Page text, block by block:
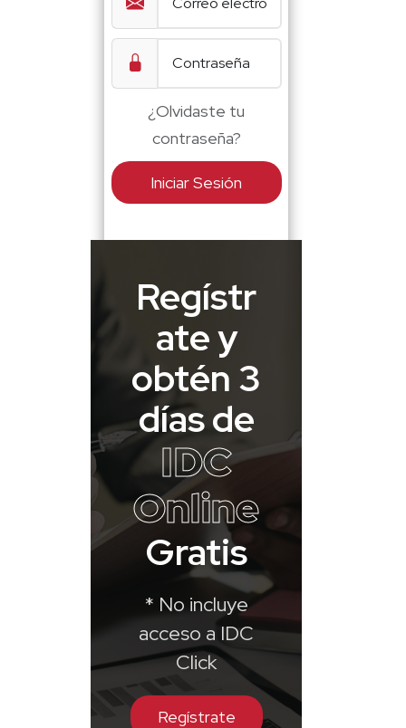
¿Olvidaste tu
contraseña?
Iniciar Sesión
Regístr
ate y
obtén 3
días de
IDC
Online
Gratis
* No incluye
acceso a IDC
Click
Regístrate